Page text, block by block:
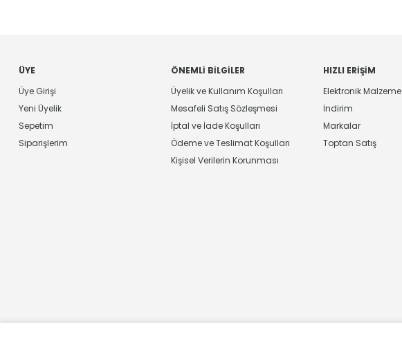
ÜYE
Üye Girişi
Yeni Üyelik
Sepetim
Siparişlerim
ÖNEMLI BILGILER
Üyelik ve Kullanım Koşulları
Mesafeli Satış Sözleşmesi
İptal ve İade Koşulları
Ödeme ve Teslimat Koşulları
Kişisel Verilerin Korunması
HIZLI ERIŞIM
Elektronik Malzeme
İndirim
Markalar
Toptan Satış